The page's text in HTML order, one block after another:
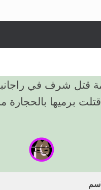
قتل شرف في
برميها بالحجارة